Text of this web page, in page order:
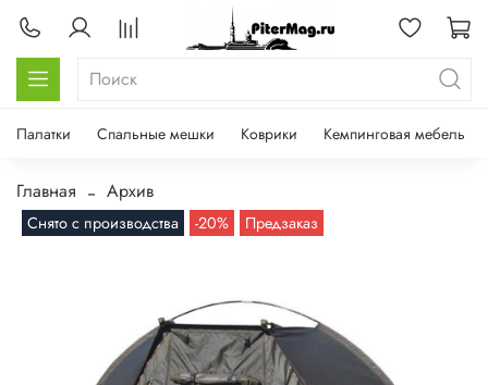
Палатки Спальные мешки Коврики Кемпинговая мебель
Главная Архив
Снято с производства -20% Предзаказ